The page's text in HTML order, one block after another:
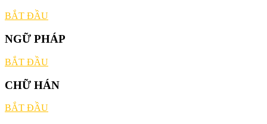
BẮT ĐẦU
NGỮ PHÁP
BẮT ĐẦU
CHỮ HÁN
BẮT ĐẦU